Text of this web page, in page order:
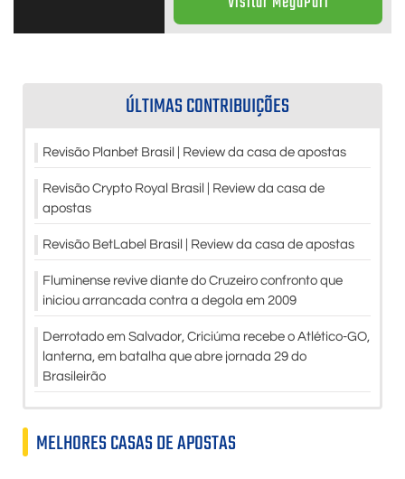
ÚLTIMAS CONTRIBUIÇÕES
Revisão Planbet Brasil | Review da casa de apostas
Revisão Crypto Royal Brasil | Review da casa de
apostas
Revisão BetLabel Brasil | Review da casa de apostas
Fluminense revive diante do Cruzeiro confronto que
iniciou arrancada contra a degola em 2009
Derrotado em Salvador, Criciúma recebe o Atlético-GO,
lanterna, em batalha que abre jornada 29 do
Brasileirão
MELHORES CASAS DE APOSTAS